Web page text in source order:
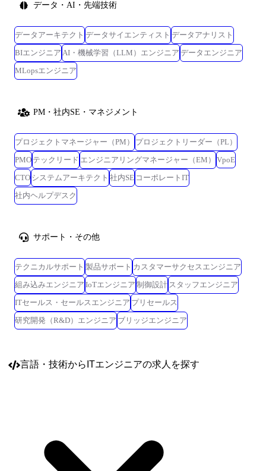
データ・AI・先端技術
データアーキテクト データサイエンティスト データアナリスト
BIエンジニア AI・機械学習（LLM）エンジニア データエンジニア
MLopsエンジニア
PM・社内SE・マネジメント
プロジェクトマネージャー（PM）
プロジェクトリーダー（PL）
PMO テックリード エンジニアリングマネージャー（EM）
VpoE
CTO システムアーキテクト 社内SE コーポレートIT
社内ヘルプデスク
サポート・その他
テクニカルサポート 製品サポート カスタマーサクセスエンジニア
組み込みエンジニア IoTエンジニア 制御設計 スタッフエンジニア
ITセールス・セールスエンジニア プリセールス
研究開発（R&D）エンジニア ブリッジエンジニア
言語・技術からITエンジニアの求人を探す